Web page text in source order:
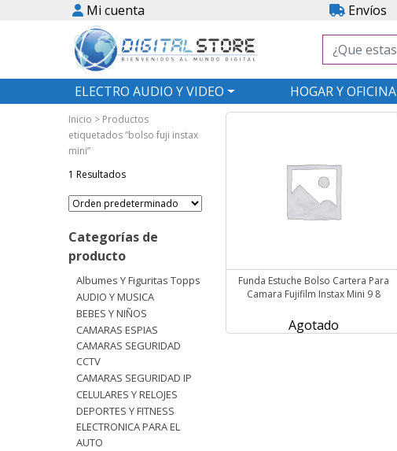
Mi cuenta Envíos
ELECTRO AUDIO Y VIDEO HOGAR Y OFICINA
Inicio > Productos
etiquetados “bolso fuji instax
mini”
1 Resultados
Categorías de
producto
Albumes Y Figuritas Topps
AUDIO Y MUSICA
BEBES Y NIÑOS
CAMARAS ESPIAS
CAMARAS SEGURIDAD
CCTV
CAMARAS SEGURIDAD IP
CELULARES Y RELOJES
DEPORTES Y FITNESS
ELECTRONICA PARA EL
AUTO
Funda Estuche Bolso Cartera Para
Camara Fujifilm Instax Mini 9 8
Agotado